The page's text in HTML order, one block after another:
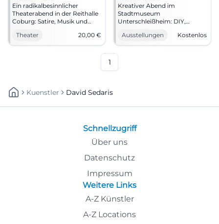
Ein radikalbesinnlicher
Theaterabend in der Reithalle
Coburg: Satire, Musik und
10.01.2026, 20:00 Uhr, Tickets
ab 20 €. Erleben, lachen,
Theater 20,00 €
Kreativer Abend im
Stadtmuseum
Unterschleißheim: DIY,
von SEDA. Am 15.05., 17–23
Uhr, Eintritt frei. Entdecken,
Ausstellungen Kostenlos
1
Kuenstler David Sedaris
Schnellzugriff
Über uns
Datenschutz
Impressum
Weitere Links
A-Z Künstler
A-Z Locations